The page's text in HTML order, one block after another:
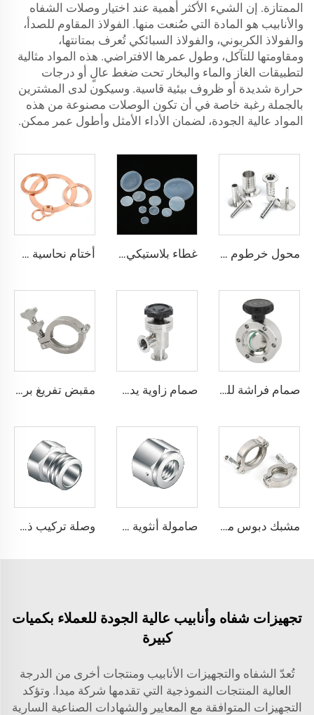
الممتازة. إن الشيء الأكثر أهمية عند اختيار وصلات الشفاه
والأنابيب هو المادة التي صُنعت منها. الفولاذ المقاوم للصدأ،
والفولاذ الكربوني، والفولاذ السبائكي تُعرف بمتانتها،
ومقاومتها للتآكل، وطول عمرها الافتراضي. هذه المواد مثالية
لتطبيقات الغاز والماء والبخار تحت ضغط عالٍ أو درجات
حرارة شديدة أو ظروف بيئية قاسية. وسيكون لدى المشترين
بالجملة رغبة خاصة في أن تكون الوصلات مصنوعة من هذه
المواد عالية الجودة، لضمان الأداء الأمثل وأطول عمر ممكن.
محول خرطوم كف للفراغ من الفولاذ المقاوم للصدأ SS304 وSS316L، محول خرطوم كف من KF16 إلى KF50 (NW16-NW50)، تجهيزات فراغ من الفولاذ المقاوم للصدأ لقطاع أشباه الموصلات غطاء بلاستيكي أبيض من مادة البولي إيثيلين لشفاه CF، غطاء عازل للغبار في البيئة الفراغية العالية CF16-CF300، عالي الجودة، يستخدم لحماية سطح شفة CF أختام نحاسية خالية من الأوكسجين (OFHC) فراغ عالي جداً، غسالة معدنية خالية من الأوكسجين، تركيبات لشفاه CF16-CF350، وصلة نحاسية صلبة مستقيمة
صمام فراشة للفراغ العالي CF35 من الفولاذ المقاوم للصدأ SS316L وSS304، صمام فراشة يعمل يدويًا مع لوحة دوارة وختم FKM، صمام فراشة للفراغ عالي الجودة صمام زاوية يدوي على شكل L للفراغ KF16/KF25/KF40/KF50 بصفيحة إغلاق محكمة من الفولاذ المقاوم للصدأ SS304/SS316L، تجهيزات مشبكية، أنواع مختلفة من الصمامات الزاوية عالية الجودة بمقاسات NW16-NW50 مقبض تفريغ برأس مزدوج KF16-50/NW40 إكسسوارات أشباه الموصلات مشبك تحرير سريع تركيبات من الفولاذ المقاوم للصدأ SS304/SS316L
مشبك دبوس مزدوج SS304 KF مشبك دبوس مزدوج فراغي تركيب فراغ من الفولاذ المقاوم للصدأ KF/NW لأشباه الموصلات صامولة أنثوية عالية النقاء من الفولاذ المقاوم للصدأ، تجهيزات فراغية QCR VCR من نوع SS316L، صامولة أنثوية مع منفذ اختبار التسرب BA/EP وصلة تركيب ذكر تدفق عالي من الفولاذ المقاوم للصدأ عالي النقاء SS316L (QCR) بتصميم BA/EP، وصلة تركيب ذات وجه معدني محكم الإغلاق، تدفق عالي الجودة
تجهيزات شفاه وأنابيب عالية الجودة للعملاء بكميات
كبيرة
تُعدّ الشفاه والتجهيزات الأنابيب ومنتجات أخرى من الدرجة
العالية المنتجات النموذجية التي تقدمها شركة ميدا. وتؤكد
التجهيزات المتوافقة مع المعايير والشهادات الصناعية السارية